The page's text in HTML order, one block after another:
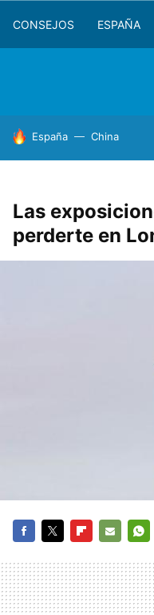
CONSEJOS ESPAÑA
HOY SE HABLA DE
España China
Las
perderte en
MAIL